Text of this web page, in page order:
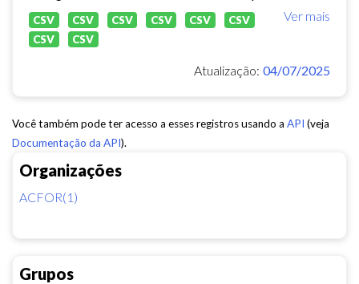
Organizações
ACFOR(1)
Grupos
Ver mais
CSV CSV CSV CSV CSV
CSV
CSV
CSV
Atualização: 04/07/2025
Você também pode ter acesso a esses registros usando a API (veja
Documentação da API).